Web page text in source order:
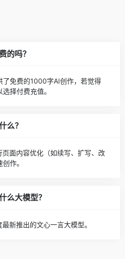
的吗？
了免费的1000字AI创作，若觉得
择付费充值。
么？
面内容优化（如续写、扩写、改
作。
么大模型？
新推出的文心一言大模型。